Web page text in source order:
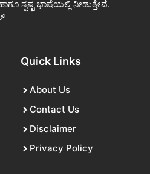
ಸ್ಪಷ್ಟ ಭಾಷೆಯಲ್ಲಿ ನೀಡುತ್ತೇವೆ.
Quick Links
About Us
Contact Us
Disclaimer
Privacy Policy